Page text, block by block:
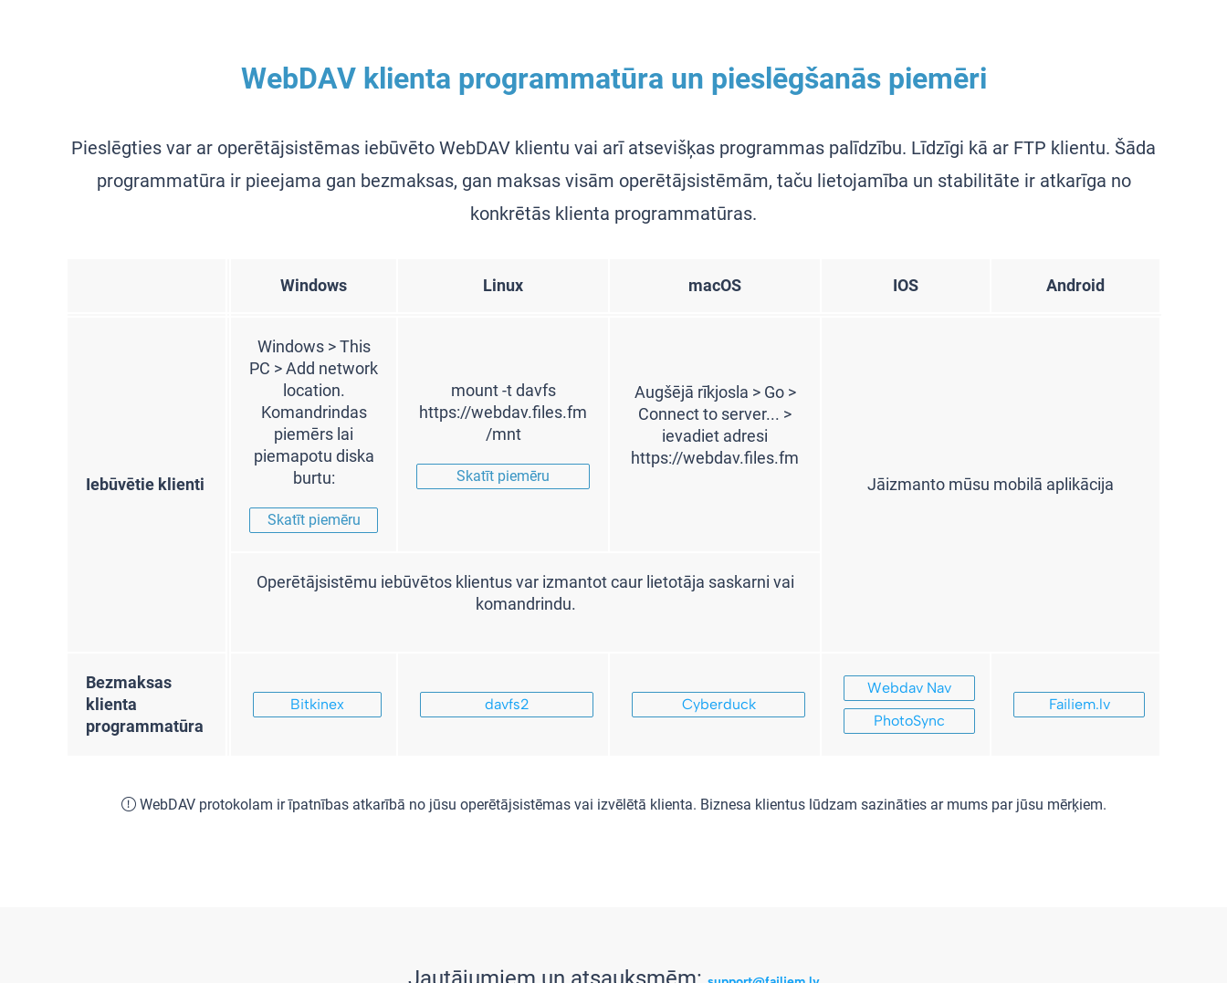
WebDAV klienta programmatūra un pieslēgšanās piemēri
Pieslēgties var ar operētājsistēmas iebūvēto WebDAV klientu vai arī atsevišķas programmas palīdzību. Līdzīgi kā ar FTP klientu. Šāda
programmatūra ir pieejama gan bezmaksas, gan maksas visām operētājsistēmām, taču lietojamība un stabilitāte ir atkarīga no
konkrētās klienta programmatūras.
Windows Linux macOS IOS Android
Iebūvētie klienti
Windows > This
PC > Add network
location.
Komandrindas
piemērs lai
piemapotu diska
burtu:
Skatīt piemēru
mount -t davfs
https://webdav.files.fm
/mnt
Skatīt piemēru
Augšējā rīkjosla > Go >
Connect to server... >
ievadiet adresi
https://webdav.files.fm
Jāizmanto mūsu mobilā aplikācija
Operētājsistēmu iebūvētos klientus var izmantot caur lietotāja saskarni vai
komandrindu.
Bezmaksas
klienta
programmatūra
Bitkinex davfs2 Cyberduck
Webdav Nav
PhotoSync
Failiem.lv
WebDAV protokolam ir īpatnības atkarībā no jūsu operētājsistēmas vai izvēlētā klienta. Biznesa klientus lūdzam sazināties ar mums par jūsu mērķiem.